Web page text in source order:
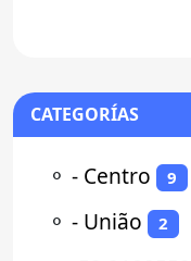
CATEGORÍAS
⚬ - Centro 9
⚬ - União 2